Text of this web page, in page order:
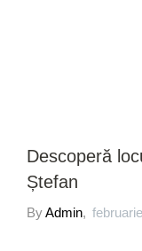
Descoperă
Ștefan
ByAdmin,